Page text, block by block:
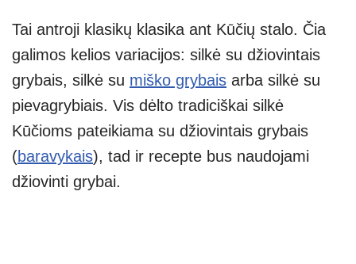
Tai antroji klasikų klasika ant Kūčių stalo. Čia
galimos kelios variacijos: silkė su džiovintais
grybais, silkė su miško grybais arba silkė su
pievagrybiais. Vis dėlto tradiciškai silkė
Kūčioms pateikiama su džiovintais grybais
(baravykais), tad ir recepte bus naudojami
džiovinti grybai.